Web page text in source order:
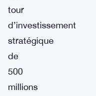
tour
d’investissement
stratégique
de
500
millions